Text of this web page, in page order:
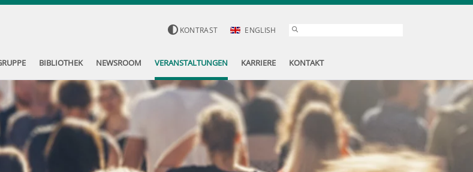
KONTRAST ENGLISH
BIBLIOTHEK NEWSROOM VERANSTALTUNGEN KARRIERE KONTAKT